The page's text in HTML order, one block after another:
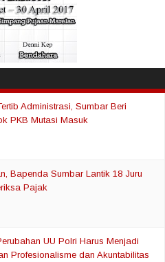
Administrasi, Sumbar Beri
PKB Mutasi Masuk
Bapenda Sumbar Lantik 18 Juru
Pajak
UU Polri Harus Menjadi
Profesionalisme dan Akuntabilitas